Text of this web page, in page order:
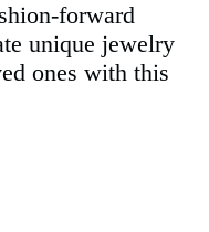
forward
unique jewelry
ones with this